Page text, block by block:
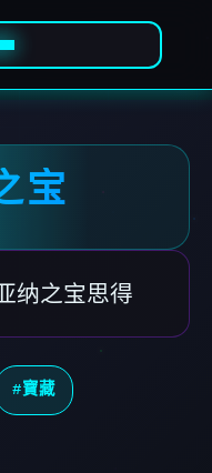
宝
纳之宝思得
#寶藏